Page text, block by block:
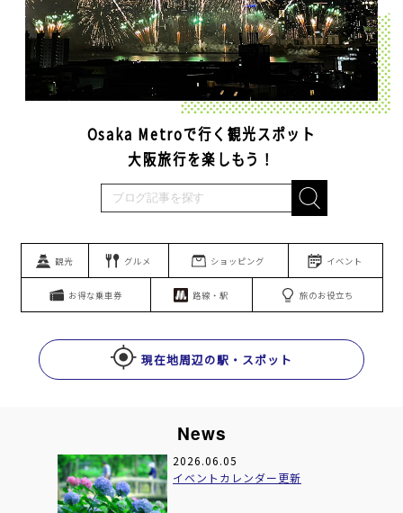
Osaka Metroで行く観光スポット
大阪旅行を楽しもう！
観光 グルメ ショッピング イベント
お得な乗車券 路線・駅 旅のお役立ち
現在地周辺の駅・スポット
News
2026.06.05
イベントカレンダー更新